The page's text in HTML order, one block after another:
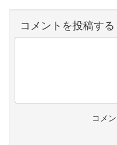
コメントを投稿する
コメ